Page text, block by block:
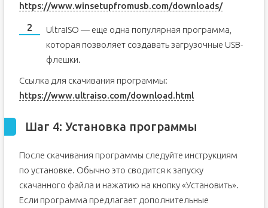
https://www.winsetupfromusb.com/downloads/
UltraISO — еще одна популярная программа,
которая позволяет создавать загрузочные USB-
флешки.
Ссылка для скачивания программы:
https://www.ultraiso.com/download.html
Шаг 4: Установка программы
После скачивания программы следуйте инструкциям
по установке. Обычно это сводится к запуску
скачанного файла и нажатию на кнопку «Установить».
Если программа предлагает дополнительные